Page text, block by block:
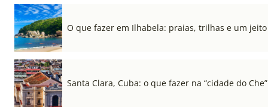
O que fazer em Ilhabela: praias, trilhas e um
Santa Clara, Cuba: o que fazer na “cidade do Che”